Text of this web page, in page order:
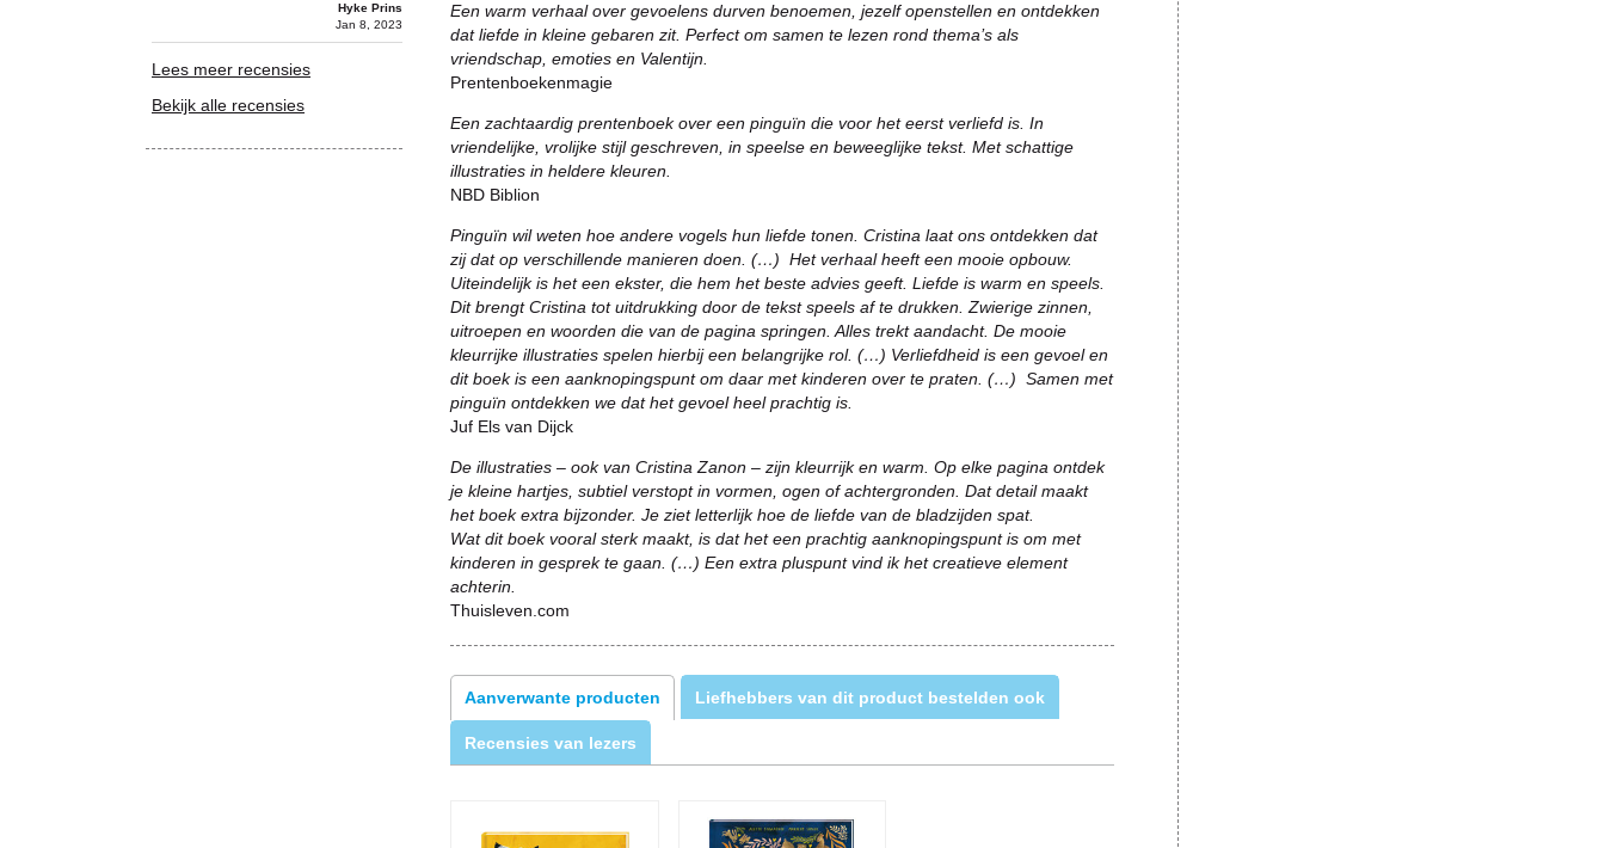
Een warm verhaal over gevoelens durven benoemen, jezelf openstellen en ontdekken
dat liefde in kleine gebaren zit. Perfect om samen te lezen rond thema’s als
vriendschap, emoties en Valentijn.
Prentenboekenmagie
Een zachtaardig prentenboek over een pinguïn die voor het eerst verliefd is. In
vriendelijke, vrolijke stijl geschreven, in speelse en beweeglijke tekst. Met schattige
illustraties in heldere kleuren.
NBD Biblion
Pinguïn wil weten hoe andere vogels hun liefde tonen. Cristina laat ons ontdekken dat
zij dat op verschillende manieren doen. (…) Het verhaal heeft een mooie opbouw.
Uiteindelijk is het een ekster, die hem het beste advies geeft. Liefde is warm en speels.
Dit brengt Cristina tot uitdrukking door de tekst speels af te drukken. Zwierige zinnen,
uitroepen en woorden die van de pagina springen. Alles trekt aandacht. De mooie
kleurrijke illustraties spelen hierbij een belangrijke rol. (…) Verliefdheid is een gevoel en
dit boek is een aanknopingspunt om daar met kinderen over te praten. (…) Samen met
pinguïn ontdekken we dat het gevoel heel prachtig is.
Juf Els van Dijck
De illustraties – ook van Cristina Zanon – zijn kleurrijk en warm. Op elke pagina ontdek
je kleine hartjes, subtiel verstopt in vormen, ogen of achtergronden. Dat detail maakt
het boek extra bijzonder. Je ziet letterlijk hoe de liefde van de bladzijden spat.
Wat dit boek vooral sterk maakt, is dat het een prachtig aanknopingspunt is om met
kinderen in gesprek te gaan. (…) Een extra pluspunt vind ik het creatieve element
achterin.
Thuisleven.com
Aanverwante producten Liefhebbers van dit product bestelden ook
Recensies van lezers
Hyke Prins
Jan 8, 2023
Lees meer recensies
Bekijk alle recensies